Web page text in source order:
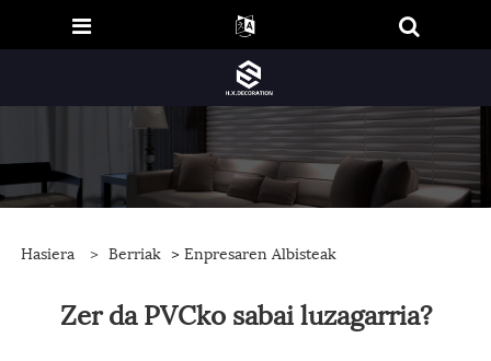
Hasiera > Berriak > Enpresaren Albisteak
Zer da PVCko sabai luzagarria?